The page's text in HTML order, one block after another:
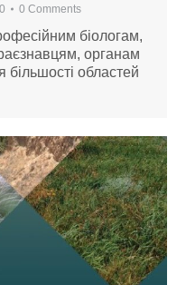
0 Comments
біологам,
органам
областей